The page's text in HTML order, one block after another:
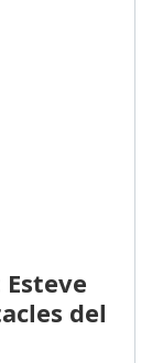
Esteve
del